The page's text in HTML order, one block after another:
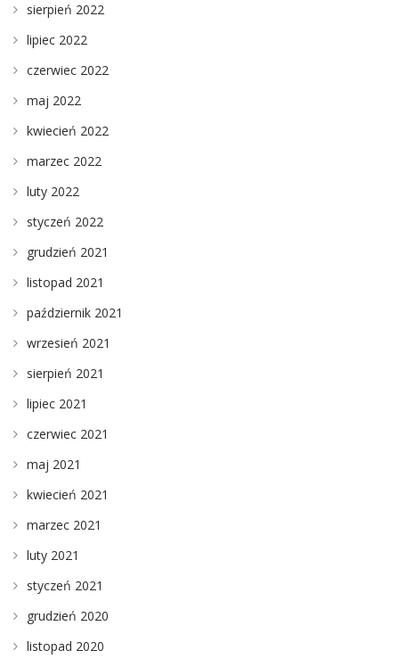
sierpień 2022
lipiec 2022
czerwiec 2022
maj 2022
kwiecień 2022
marzec 2022
luty 2022
styczeń 2022
grudzień 2021
listopad 2021
październik 2021
wrzesień 2021
sierpień 2021
lipiec 2021
czerwiec 2021
maj 2021
kwiecień 2021
marzec 2021
luty 2021
styczeń 2021
grudzień 2020
listopad 2020